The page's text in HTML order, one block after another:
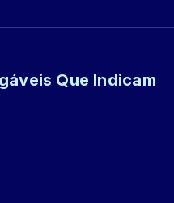
Que Indicam